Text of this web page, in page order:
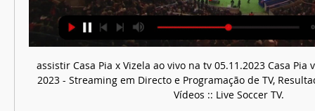
assistir Casa Pia x Vizela ao vivo na tv 05.11.2023 Casa Pia
2023 - Streaming em Directo e Programação de TV,
Vídeos :: Live Soccer TV.